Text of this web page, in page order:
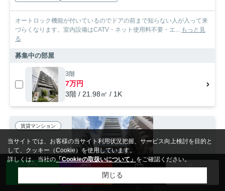
オートロック機能が付いているのでドアの前まで知らない人が入って来
づらくなります。室内設備はCATV・ネット使用料不要・エ... もっと見
る
募集中の部屋
3階
7万円
3階 / 21.98㎡ / 1K
賃貸マンション
当サイトでは、お客様の当サイト利用状況把握、サービス向上検討を目的と
して、クッキー（Cookie）を使用しています。
詳しくは、当社の「Cookieの取扱いについて」 をご確認ください。
閉じる